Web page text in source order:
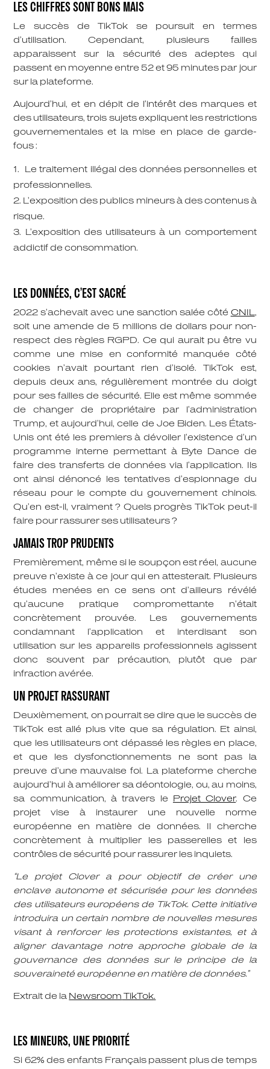
LES CHIFFRES SONT BONS MAIS
Le succès de TikTok se poursuit en termes
d’utilisation. Cependant, plusieurs failles
apparaissent sur la sécurité des adeptes qui
passent en moyenne entre 52 et 95 minutes par jour
sur la plateforme.
Aujourd’hui, et en dépit de l’intérêt des marques et
des utilisateurs, trois sujets expliquent les restrictions
gouvernementales et la mise en place de garde-
fous :
Le traitement illégal des données personnelles et
professionnelles.
L’exposition des publics mineurs à des contenus à
risque.
L’exposition des utilisateurs à un comportement
addictif de consommation.
LES DONNÉES, C’EST SACRÉ
2022 s’achevait avec une sanction salée côté CNIL,
soit une amende de 5 millions de dollars pour non-
respect des règles RGPD. Ce qui aurait pu être vu
comme une mise en conformité manquée côté
cookies n’avait pourtant rien d’isolé. TikTok est,
depuis deux ans, régulièrement montrée du doigt
pour ses failles de sécurité. Elle est même sommée
de changer de propriétaire par l’administration
Trump, et aujourd’hui, celle de Joe Biden. Les États-
Unis ont été les premiers à dévoiler l’existence d’un
programme interne permettant à Byte Dance de
faire des transferts de données via l’application. Ils
ont ainsi dénoncé les tentatives d’espionnage du
réseau pour le compte du gouvernement chinois.
Qu’en est-il, vraiment ? Quels progrès TikTok peut-il
faire pour rassurer ses utilisateurs ?
JAMAIS TROP PRUDENTS
Premièrement, même si le soupçon est réel, aucune
preuve n’existe à ce jour qui en attesterait. Plusieurs
études menées en ce sens ont d’ailleurs révélé
qu’aucune pratique compromettante n’était
concrètement prouvée. Les gouvernements
condamnant l’application et interdisant son
utilisation sur les appareils professionnels agissent
donc souvent par précaution, plutôt que par
infraction avérée.
UN PROJET RASSURANT
Deuxièmement, on pourrait se dire que le succès de
TikTok est allé plus vite que sa régulation. Et ainsi,
que les utilisateurs ont dépassé les règles en place,
et que les dysfonctionnements ne sont pas la
preuve d’une mauvaise foi. La plateforme cherche
aujourd’hui à améliorer sa déontologie, ou, au moins,
sa communication, à travers le
Projet Clover. Ce
projet vise à instaurer une nouvelle norme
européenne en matière de données. Il cherche
concrètement à multiplier les passerelles et les
contrôles de sécurité pour rassurer les inquiets.
“Le projet Clover a pour objectif de créer une
enclave autonome et sécurisée pour les données
des utilisateurs européens de TikTok. Cette initiative
introduira un certain nombre de nouvelles mesures
visant à renforcer les protections existantes, et à
aligner davantage notre approche globale de la
gouvernance des données sur le principe de la
souveraineté européenne en matière de données.”
Extrait de la Newsroom TikTok.
LES MINEURS, UNE PRIORITÉ
Si 62% des enfants Françaispassent plus de temps